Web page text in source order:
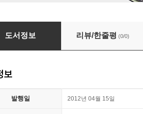
(월간) : 2012년 04월
도서정보 리뷰/한줄평 (0/0)
보
발행일 2012년 04월 15일